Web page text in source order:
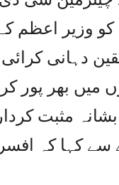
کو وزیر اعظم
دہانی
میں بھر پور
مثبت کردار
کہا کہ